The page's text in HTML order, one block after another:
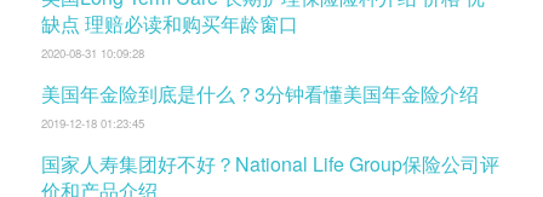
缺点 理赔必读和购买年龄窗口
2020-08-31 10:09:28
美国年金险到底是什么？3分钟看懂美国年金险介绍
2019-12-18 01:23:45
国家人寿集团好不好？National Life Group保险公司评
价和产品介绍